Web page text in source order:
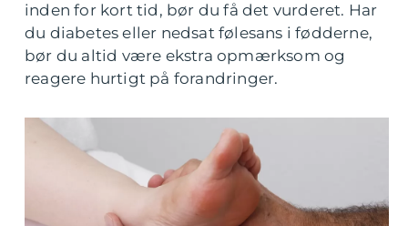
inden for kort tid, bør du få det vurderet. Har
du diabetes eller nedsat følesans i fødderne,
bør du altid være ekstra opmærksom og
reagere hurtigt på forandringer.